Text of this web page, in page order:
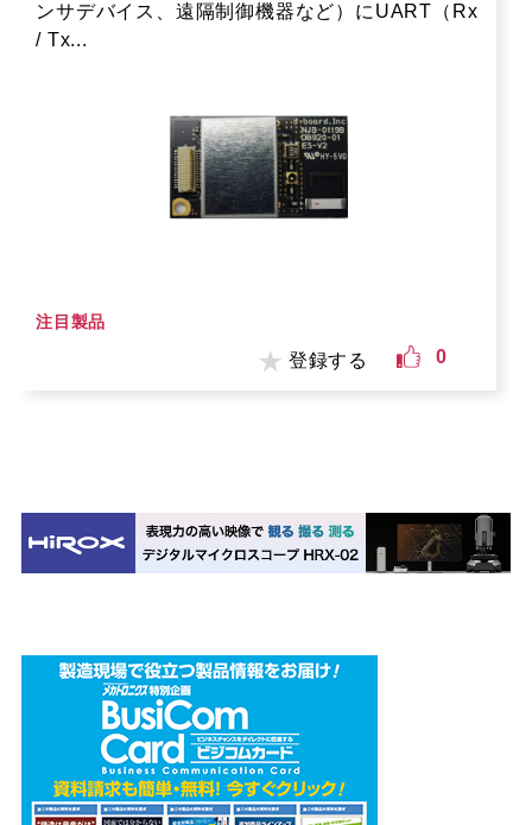
ンサデバイス、遠隔制御機器など）にUART（Rx
/ Tx...
注目製品
登録する 0